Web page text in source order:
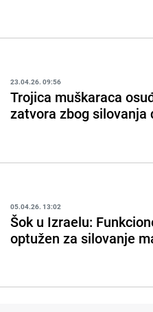
23.04.26. 09:56
Trojica muškaraca
zatvora zbog silovanja
05.04.26. 13:02
Šok u Izraelu:
optužen za silovanje